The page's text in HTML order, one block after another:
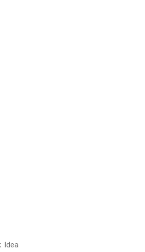
Idea